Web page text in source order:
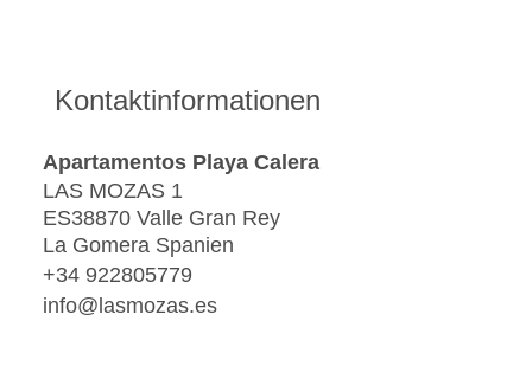
Kontaktinformationen
Apartamentos Playa Calera
LAS MOZAS 1
ES38870 Valle Gran Rey
La Gomera Spanien
+34 922805779
info@lasmozas.es